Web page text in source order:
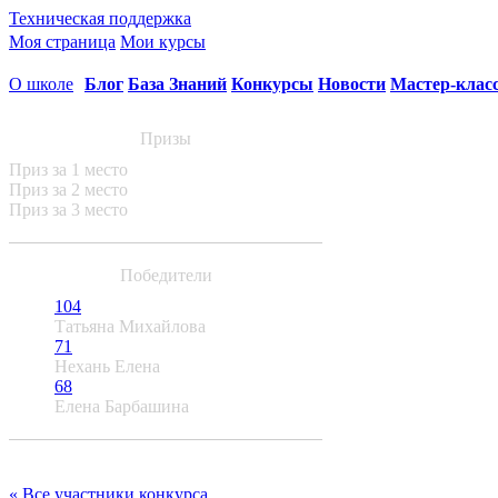
Техническая поддержка
Моя страница Мои курсы
Блог База Знаний Конкурсы Новости Мастер-
О школе
Призы
Приз за 1 место
Приз за 2 место
Приз за 3 место
Победители
104
Татьяна Михайлова
71
Нехань Елена
68
Елена Барбашина
« Все участники конкурса